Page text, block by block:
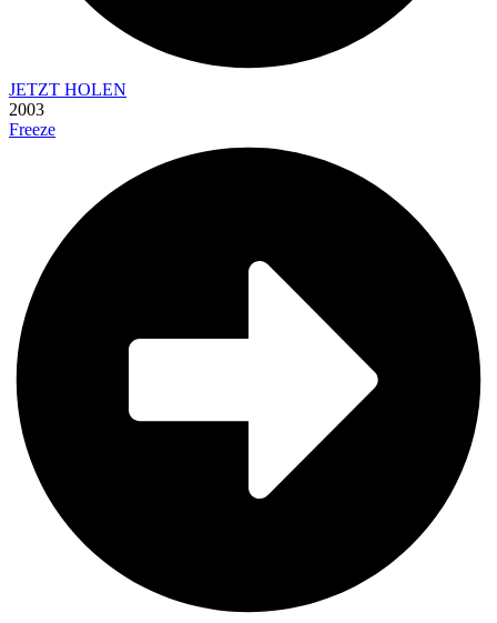
JETZT HOLEN
2003
Freeze